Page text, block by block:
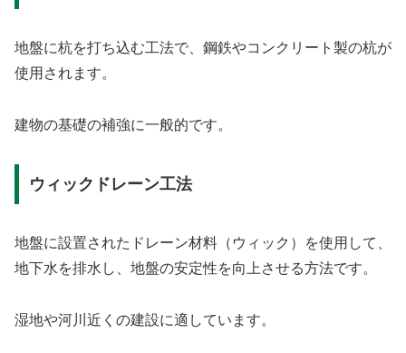
地盤に杭を打ち込む工法で、鋼鉄やコンクリート製の杭が
使用されます。
建物の基礎の補強に一般的です。
ウィックドレーン工法
地盤に設置されたドレーン材料（ウィック）を使用して、
地下水を排水し、地盤の安定性を向上させる方法です。
湿地や河川近くの建設に適しています。